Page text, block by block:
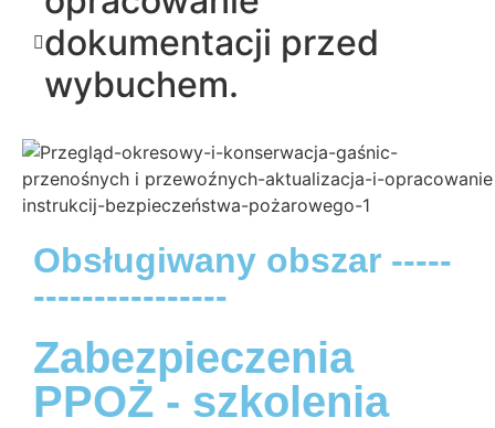
dokumentacji przed
wybuchem.
Obsługiwany obszar -----
----------------
Zabezpieczenia
PPOŻ - szkolenia